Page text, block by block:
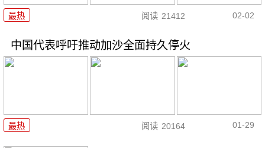
最热 阅读 21412 02-02
中国代表呼吁推动加沙全面持久停火
最热 阅读 20164 01-29